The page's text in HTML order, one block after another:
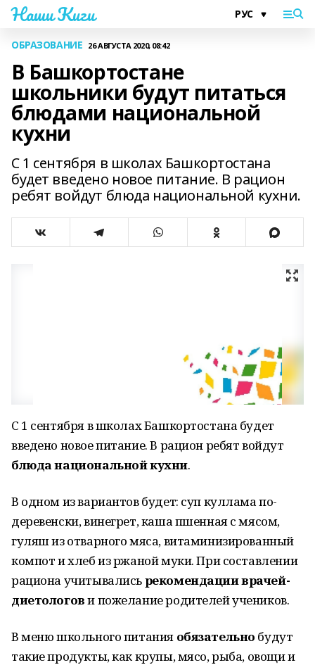
Наши Киги
ОБРАЗОВАНИЕ 26 АВГУСТА 2020, 08:42
В Башкортостане
школьники будут питаться
блюдами национальной
кухни
С 1 сентября в школах Башкортостана
будет введено новое питание. В рацион
ребят войдут блюда национальной кухни.
С 1 сентября в школах Башкортостана будет
введено новое питание. В рацион ребят войдут
блюда национальной кухни.
В одном из вариантов будет: суп куллама по-
деревенски, винегрет, каша пшенная с мясом,
гуляш из отварного мяса, витаминизированный
компот и хлеб из ржаной муки. При составлении
рациона учитывалисьрекомендации врачей-
диетологови пожелание родителей учеников.
В меню школьного питанияобязательно будут
такие продукты, как крупы, мясо, рыба, овощи и